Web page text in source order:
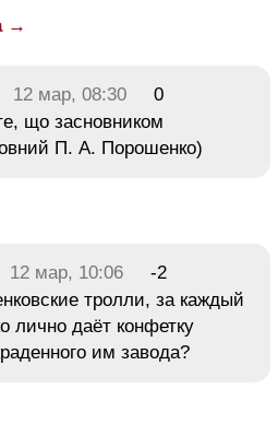
→
12 мар, 08:30
0
що засновником
П. А. Порошенко)
12 мар, 10:06
-2
тролли, за каждый
лично даёт конфетку
им завода?